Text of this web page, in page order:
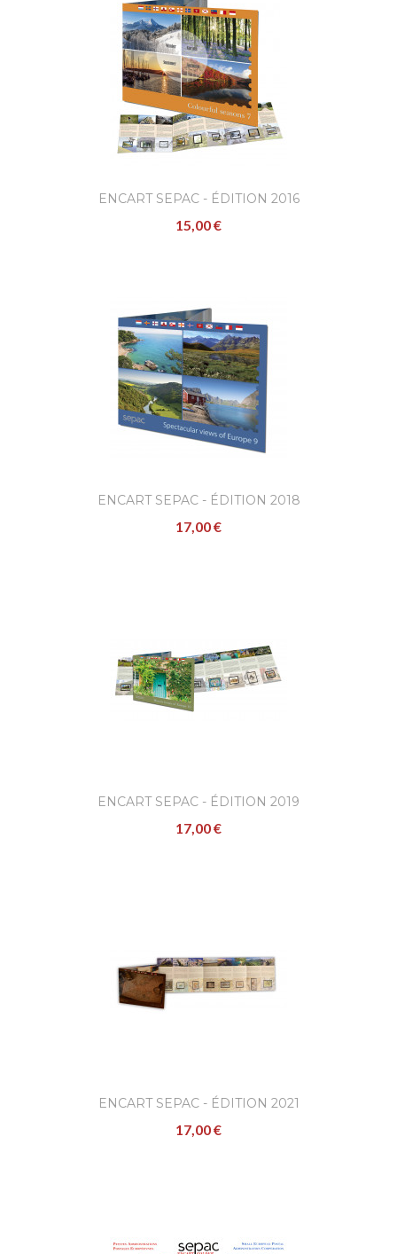
ENCART SEPAC - ÉDITION 2016
15,00 €
ENCART SEPAC - ÉDITION 2018
17,00 €
ENCART SEPAC - ÉDITION 2019
17,00 €
ENCART SEPAC - ÉDITION 2021
17,00 €